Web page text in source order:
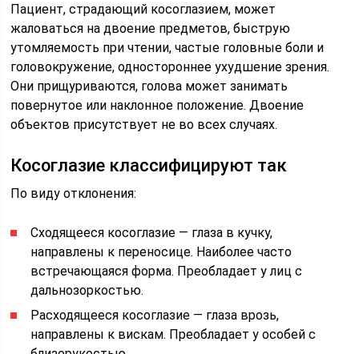
Пациент, страдающий косоглазием, может
жаловаться на двоение предметов, быструю
утомляемость при чтении, частые головные боли и
головокружение, одностороннее ухудшение зрения.
Они прищуриваются, голова может занимать
повернутое или наклонное положение. Двоение
объектов присутствует не во всех случаях.
Косоглазие классифицируют так
По виду отклонения:
Сходящееся косоглазие — глаза в кучку,
направлены к переносице. Наиболее часто
встречающаяся форма. Преобладает у лиц с
дальнозоркостью.
Расходящееся косоглазие — глаза врозь,
направлены к вискам. Преобладает у особей с